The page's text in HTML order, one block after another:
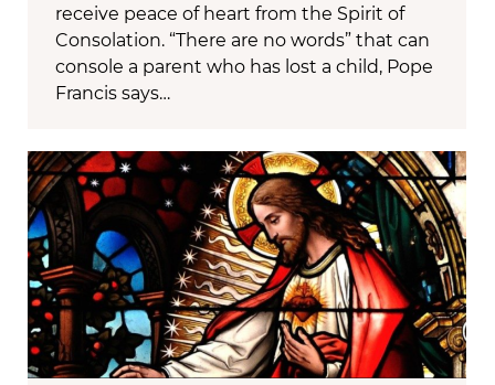
receive peace of heart from the Spirit of
Consolation. “There are no words” that can
console a parent who has lost a child, Pope
Francis says…